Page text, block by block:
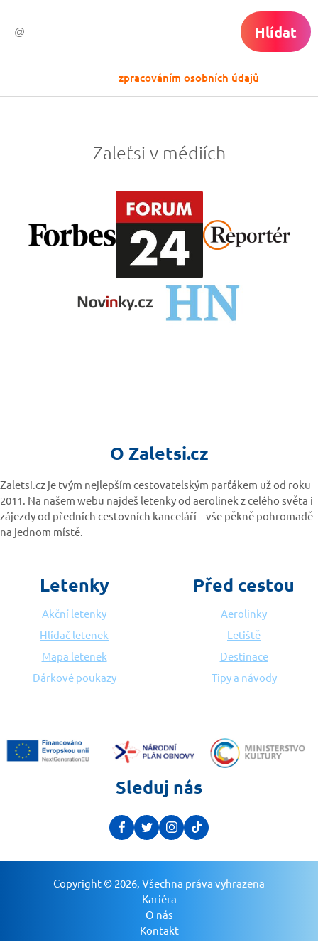
Hlídat
zpracováním osobních údajů
Zaleťsi v médiích
O Zaletsi.cz
Zaletsi.cz je tvým nejlepším cestovatelským parťákem už od roku
2011. Na našem webu najdeš letenky od aerolinek z celého světa i
zájezdy od předních cestovních kanceláří – vše pěkně pohromadě
na jednom místě.
Letenky
Akční letenky
Hlídač letenek
Mapa letenek
Dárkové poukazy
Před cestou
Aerolinky
Letiště
Destinace
Tipy a návody
Sleduj nás
Copyright © 2026, Všechna práva vyhrazena
Kariéra
O nás
Kontakt